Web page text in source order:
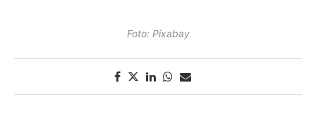
Foto: Pixabay